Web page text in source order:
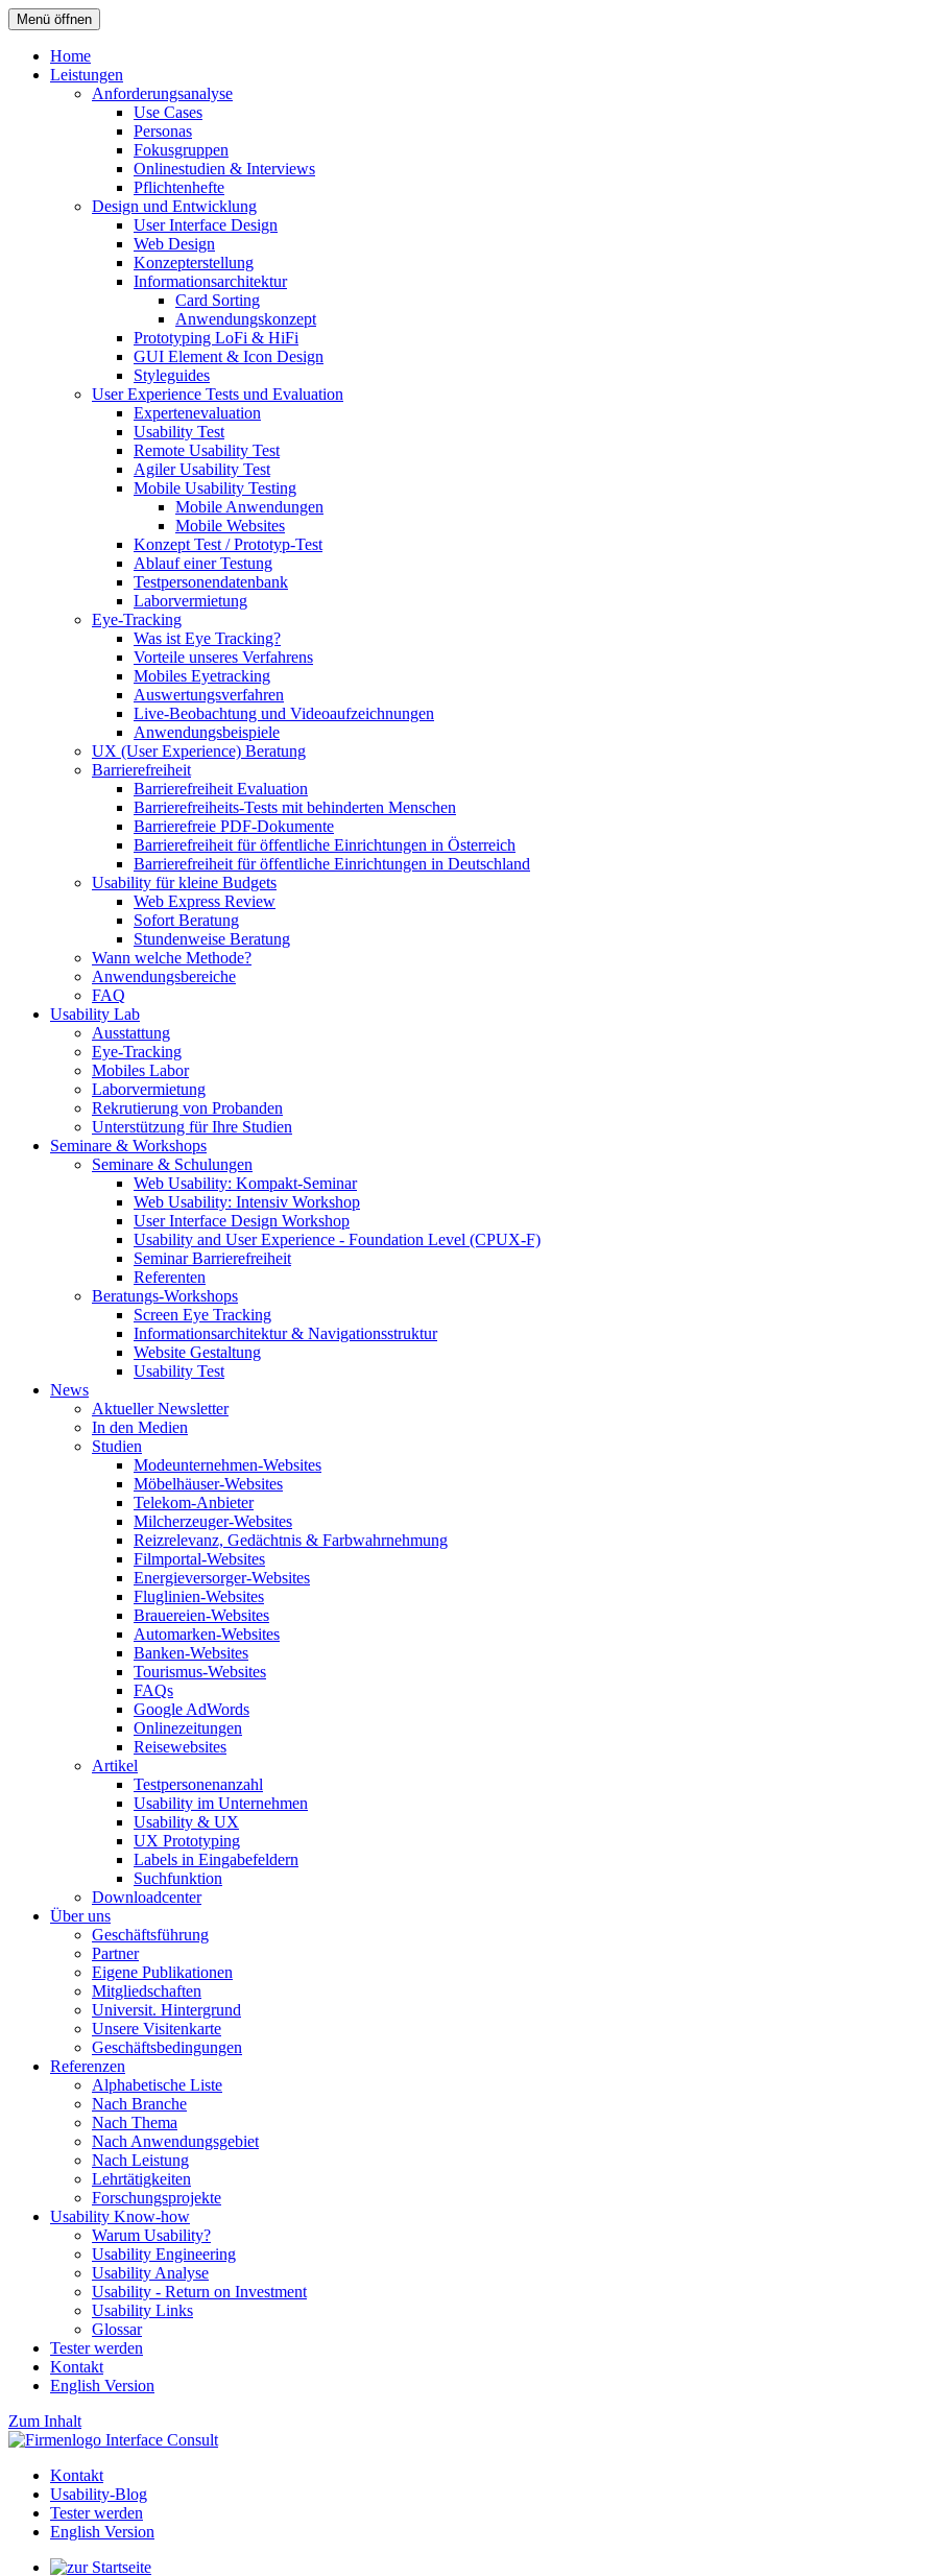
Menü öffnen
Home
Leistungen
Anforderungsanalyse
Use Cases
Personas
Fokusgruppen
Onlinestudien & Interviews
Pflichtenhefte
Design und Entwicklung
User Interface Design
Web Design
Konzepterstellung
Informationsarchitektur
Card Sorting
Anwendungskonzept
Prototyping LoFi & HiFi
GUI Element & Icon Design
Styleguides
User Experience Tests und Evaluation
Expertenevaluation
Usability Test
Remote Usability Test
Agiler Usability Test
Mobile Usability Testing
Mobile Anwendungen
Mobile Websites
Konzept Test / Prototyp-Test
Ablauf einer Testung
Testpersonendatenbank
Laborvermietung
Eye-Tracking
Was ist Eye Tracking?
Vorteile unseres Verfahrens
Mobiles Eyetracking
Auswertungsverfahren
Live-Beobachtung und Videoaufzeichnungen
Anwendungsbeispiele
UX (User Experience) Beratung
Barrierefreiheit
Barrierefreiheit Evaluation
Barrierefreiheits-Tests mit behinderten Menschen
Barrierefreie PDF-Dokumente
Barrierefreiheit für öffentliche Einrichtungen in Österreich
Barrierefreiheit für öffentliche Einrichtungen in Deutschland
Usability für kleine Budgets
Web Express Review
Sofort Beratung
Stundenweise Beratung
Wann welche Methode?
Anwendungsbereiche
FAQ
Usability Lab
Ausstattung
Eye-Tracking
Mobiles Labor
Laborvermietung
Rekrutierung von Probanden
Unterstützung für Ihre Studien
Seminare & Workshops
Seminare & Schulungen
Web Usability: Kompakt-Seminar
Web Usability: Intensiv Workshop
User Interface Design Workshop
Usability and User Experience - Foundation Level (CPUX-F)
Seminar Barrierefreiheit
Referenten
Beratungs-Workshops
Screen Eye Tracking
Informationsarchitektur & Navigationsstruktur
Website Gestaltung
Usability Test
News
Aktueller Newsletter
In den Medien
Studien
Modeunternehmen-Websites
Möbelhäuser-Websites
Telekom-Anbieter
Milcherzeuger-Websites
Reizrelevanz, Gedächtnis & Farbwahrnehmung
Filmportal-Websites
Energieversorger-Websites
Fluglinien-Websites
Brauereien-Websites
Automarken-Websites
Banken-Websites
Tourismus-Websites
FAQs
Google AdWords
Onlinezeitungen
Reisewebsites
Artikel
Testpersonenanzahl
Usability im Unternehmen
Usability & UX
UX Prototyping
Labels in Eingabefeldern
Suchfunktion
Downloadcenter
Über uns
Geschäftsführung
Partner
Eigene Publikationen
Mitgliedschaften
Universit. Hintergrund
Unsere Visitenkarte
Geschäftsbedingungen
Referenzen
Alphabetische Liste
Nach Branche
Nach Thema
Nach Anwendungsgebiet
Nach Leistung
Lehrtätigkeiten
Forschungsprojekte
Usability Know-how
Warum Usability?
Usability Engineering
Usability Analyse
Usability - Return on Investment
Usability Links
Glossar
Tester werden
Kontakt
English Version
Zum Inhalt
Kontakt
Usability-Blog
Tester werden
English Version